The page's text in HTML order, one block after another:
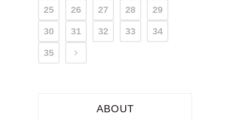
25 26 27 28 29
30 31 32 33 34
35
ABOUT